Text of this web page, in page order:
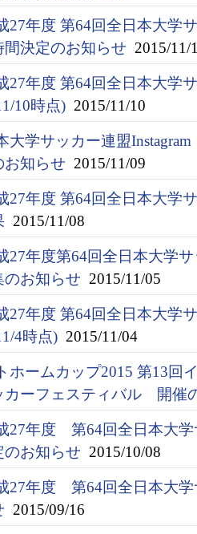
27年度 第64回全日本大学
決定のお知らせ 2015/11/
27年度 第64回全日本大学
10時点) 2015/11/10
大学サッカー連盟
お知らせ 2015/11/09
27年度 第64回全日本大学
2015/11/08
27年度第64回全日本大学
のお知らせ 2015/11/05
27年度 第64回全日本大学
4時点) 2015/11/04
ホームカップ2015 第13回
カーフェスティバル 開催
27年度 第64回全日本大
のお知らせ 2015/10/08
27年度 第64回全日本大
2015/09/16